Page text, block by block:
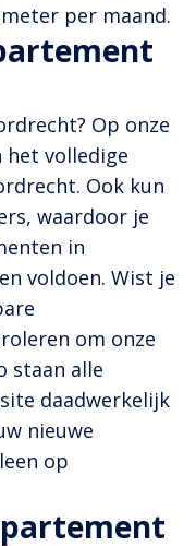
per maand.
Op onze
het volledige
Ook kun
waardoor je
in
voldoen. Wist je
om onze
staan alle
daadwerkelijk
nieuwe
op